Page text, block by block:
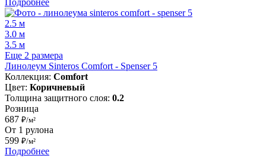
2.5 м
3.0 м
3.5 м
Еще 2 размера
Линолеум Sinteros Comfort - Spenser 5
Коллекция: Comfort
Цвет: Коричневый
Толщина защитного слоя: 0.2
Розница
687 ₽/м²
От 1 рулона
599 ₽/м²
Подробнее